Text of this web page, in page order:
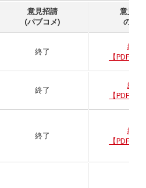
意見招請
(パブコメ)
意見招
の結果
終了
結果
【
終了
結果
【
終了
結果
【